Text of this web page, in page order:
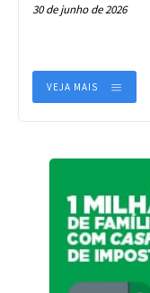
30 de junho de 2026
VEJA MAIS